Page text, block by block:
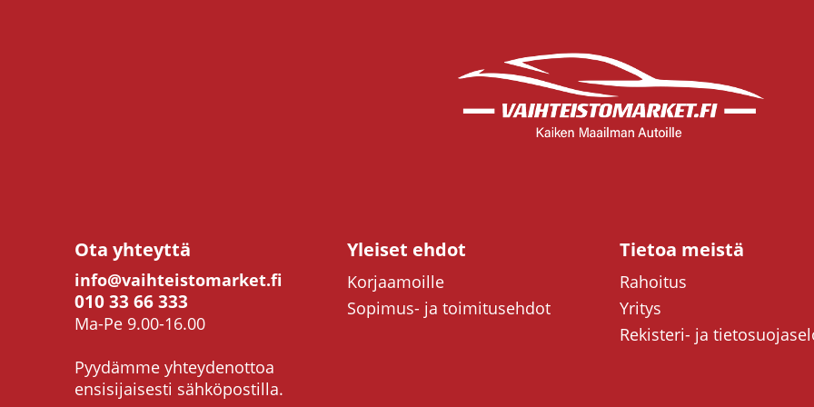
Ota yhteyttä
info@vaihteistomarket.fi
010 33 66 333
Ma-Pe 9.00-16.00
Pyydämme yhteydenottoa
ensisijaisesti sähköpostilla.
Yleiset ehdot
Korjaamoille
Sopimus- ja toimitusehdot
Tietoa meistä
Rahoitus
Yritys
Rekisteri- ja